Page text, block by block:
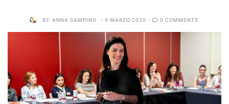
BY ANNA SAMPINO 9 MARZO 2020 0 COMMENTS